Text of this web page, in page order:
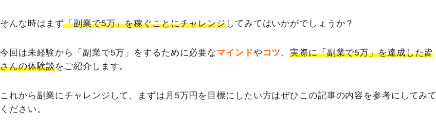
そんな時はまず「副業で5万」を稼ぐことにチャレンジ してみてはいかがでしょうか？
今回は未経験から「副業で5万」をするために必要なマインドや コツ 、実際に「副業で5万」を達成した皆
さんの体験談をご紹介します。
これから副業にチャレンジして、まずは月5万円を目標にしたい方はぜひこの記事の内容を参考にしてみ
ください。